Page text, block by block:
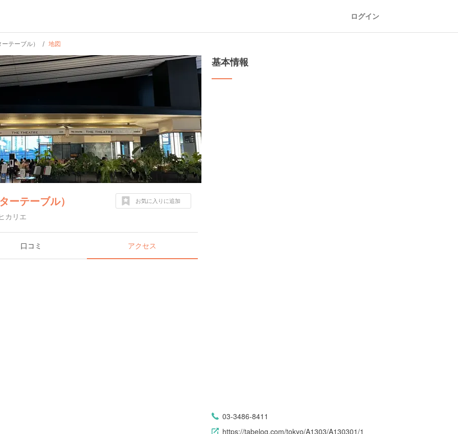
ログイン
テーブル） 地図
ーテーブル）
カリエ
お気に入りに追加
口コミ アクセス
基本情報
03-3486-8411
https://tabelog.com/tokyo/A1303/A130301/1